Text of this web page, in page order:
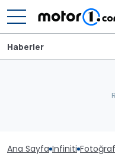
Haberler
Ana Sayfa Infiniti